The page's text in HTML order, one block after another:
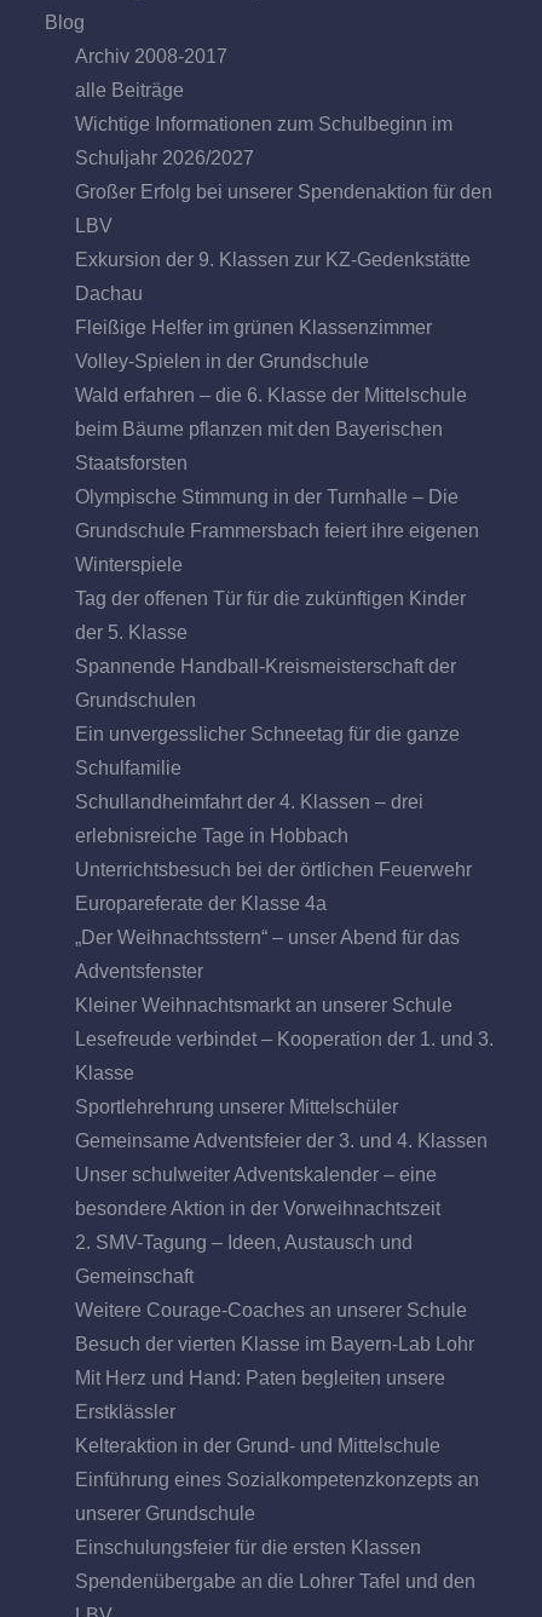
Blog
Archiv 2008-2017
alle Beiträge
Wichtige Informationen zum Schulbeginn im
Schuljahr 2026/2027
Großer Erfolg bei unserer Spendenaktion für den
LBV
Exkursion der 9. Klassen zur KZ-Gedenkstätte
Dachau
Fleißige Helfer im grünen Klassenzimmer
Volley-Spielen in der Grundschule
Wald erfahren – die 6. Klasse der Mittelschule
beim Bäume pflanzen mit den Bayerischen
Staatsforsten
Olympische Stimmung in der Turnhalle – Die
Grundschule Frammersbach feiert ihre eigenen
Winterspiele
Tag der offenen Tür für die zukünftigen Kinder
der 5. Klasse
Spannende Handball-Kreismeisterschaft der
Grundschulen
Ein unvergesslicher Schneetag für die ganze
Schulfamilie
Schullandheimfahrt der 4. Klassen – drei
erlebnisreiche Tage in Hobbach
Unterrichtsbesuch bei der örtlichen Feuerwehr
Europareferate der Klasse 4a
„Der Weihnachtsstern“ – unser Abend für das
Adventsfenster
Kleiner Weihnachtsmarkt an unserer Schule
Lesefreude verbindet – Kooperation der 1. und 3.
Klasse
Sportlehrehrung unserer Mittelschüler
Gemeinsame Adventsfeier der 3. und 4. Klassen
Unser schulweiter Adventskalender – eine
besondere Aktion in der Vorweihnachtszeit
2. SMV-Tagung – Ideen, Austausch und
Gemeinschaft
Weitere Courage-Coaches an unserer Schule
Besuch der vierten Klasse im Bayern-Lab Lohr
Mit Herz und Hand: Paten begleiten unsere
Erstklässler
Kelteraktion in der Grund- und Mittelschule
Einführung eines Sozialkompetenzkonzepts an
unserer Grundschule
Einschulungsfeier für die ersten Klassen
Spendenübergabe an die Lohrer Tafel und den